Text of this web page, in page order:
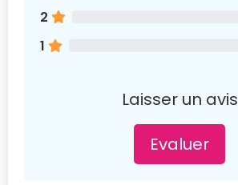
2
1
Laisser un avis
Evaluer